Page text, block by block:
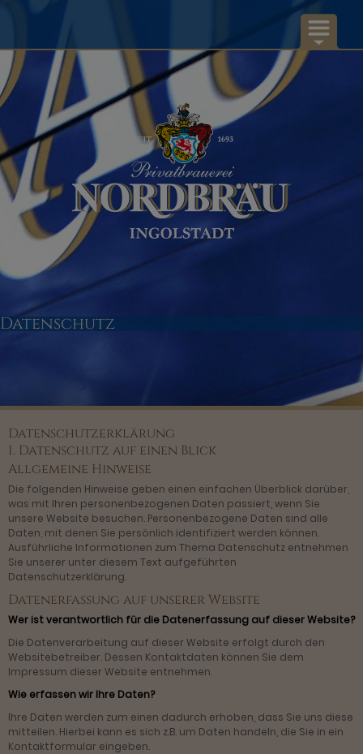
NORDBRÄU
UNSERE BIERE
RUND UMS BIER...
AKTUELLES
KONTAKT
Datenschutz
Datenschutzerklärung
1. Datenschutz auf einen Blick
Allgemeine Hinweise
Die folgenden Hinweise geben einen einfachen Überblick darüber,
was mit Ihren personenbezogenen Daten passiert, wenn Sie
unsere Website besuchen. Personenbezogene Daten sind alle
Daten, mit denen Sie persönlich identifiziert werden können.
Ausführliche Informationen zum Thema Datenschutz entnehmen
Sie unserer unter diesem Text aufgeführten
Datenschutzerklärung.
Datenerfassung auf unserer Website
Wer ist verantwortlich für die Datenerfassung auf dieser Website?
Die Datenverarbeitung auf dieser Website erfolgt durch den
Websitebetreiber. Dessen Kontaktdaten können Sie dem
Impressum dieser Website entnehmen.
Wie erfassen wir Ihre Daten?
Ihre Daten werden zum einen dadurch erhoben, dass Sie uns diese
mitteilen. Hierbei kann es sich z.B. um Daten handeln, die Sie in ein
Kontaktformular eingeben.